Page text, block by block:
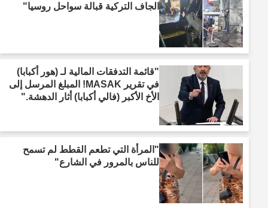
الجاف التركية قبالة سواحل روسيا"
"قائمة التدفقات المالية لـ (هور أكبابا)
في تقرير MASAK! المبلغ المرسل إلى
الأخ الأكبر (فالي أكبابا) أثار الدهشة."
"المرأة التي تطعم القطط لم تسمح
للناس بالمرور في الشارع"